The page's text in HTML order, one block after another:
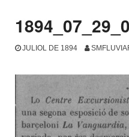
JULIOL DE 1894